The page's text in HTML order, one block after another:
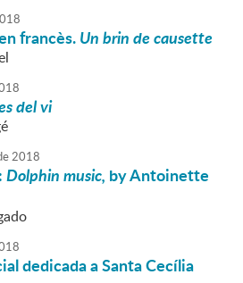
francès.Un brin de causette
del vi
2018
Dolphin music, by Antoinette
dedicada a Santa Cecília